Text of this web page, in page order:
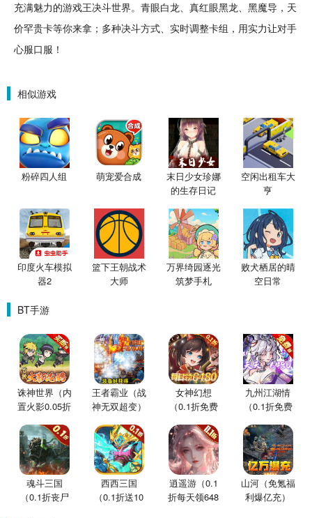
充满魅力的游戏王决斗世界。青眼白龙、真红眼黑龙、黑魔导，天
价罕贵卡等你来拿；多种决斗方式、实时调整卡组，用实力让对手
心服口服！
相似游戏
粉碎四人组 萌宠爱合成
末日少女珍娜
的生存日记
空闲出租车大
亨
印度火车模拟
器2
篮下王朝战术
大师
万界绮园逐光
筑梦手札
败犬栖居的晴
空日常
BT手游
诛神世界（内
置火影0.05折
王者霸业（战
神无双超变）
女神幻想
（0.1折免费
九州江湖情
（0.1折免费
魂斗三国
（0.1折丧尸
西西三国
（0.1折送10
逍遥游（0.1
折每天领648
山河（免氪福
利爆亿充）